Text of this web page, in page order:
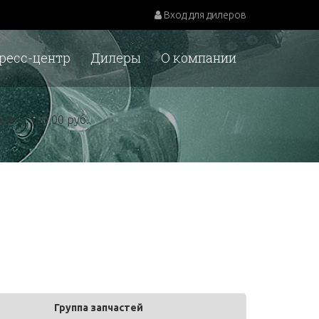
Вход для дилеров
О компании
Дилеры
центр
= 100,00 руб.
Группа запчастей